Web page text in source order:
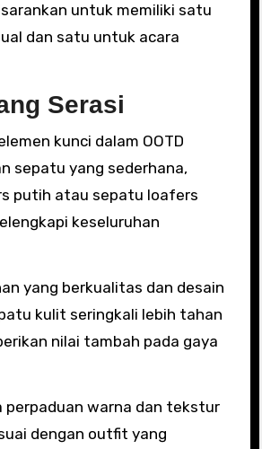
untuk memiliki satu
dan satu untuk acara
Serasi
kunci dalam OOTD
sepatu yang sederhana,
putih atau sepatu loafers
keseluruhan
yang berkualitas dan desain
kulit seringkali lebih tahan
nilai tambah pada gaya
perpaduan warna dan tekstur
dengan outfit yang